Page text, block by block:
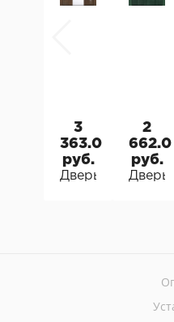
3
363.0
руб.
Дверь входная
2
662.0
руб.
Дверь